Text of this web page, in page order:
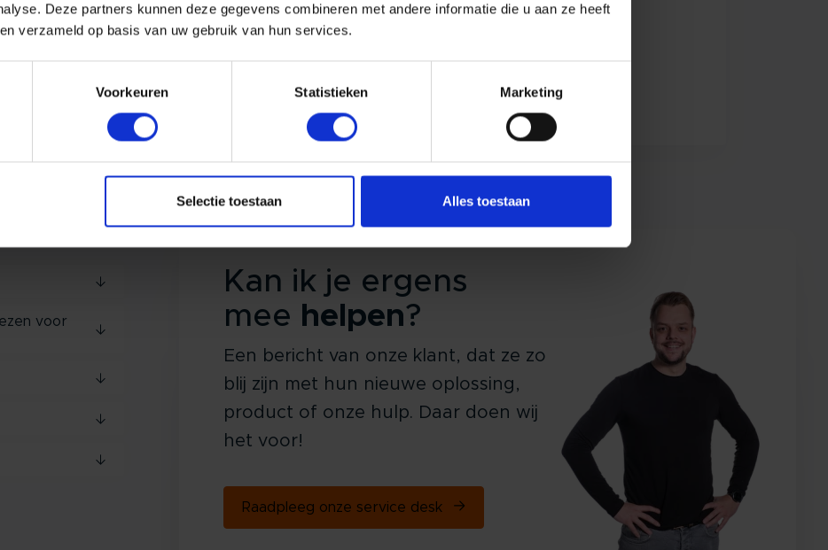
Deze partners kunnen deze gegevens combineren met andere informatie die u aan ze heeft
verzameld op basis van uw gebruik van hun services.
Voorkeuren Statistieken Marketing
Selectie toestaan Alles toestaan
o.b.v. waterstofperoxide zorgt ervoor dat alle vlekken verdwijnen en uw
voor
Kan ik je ergens
mee helpen?
Een bericht van onze klant, dat ze zo
blij zijn met hun nieuwe oplossing,
product of onze hulp. Daar doen wij
het voor!
Raadpleeg onze service desk